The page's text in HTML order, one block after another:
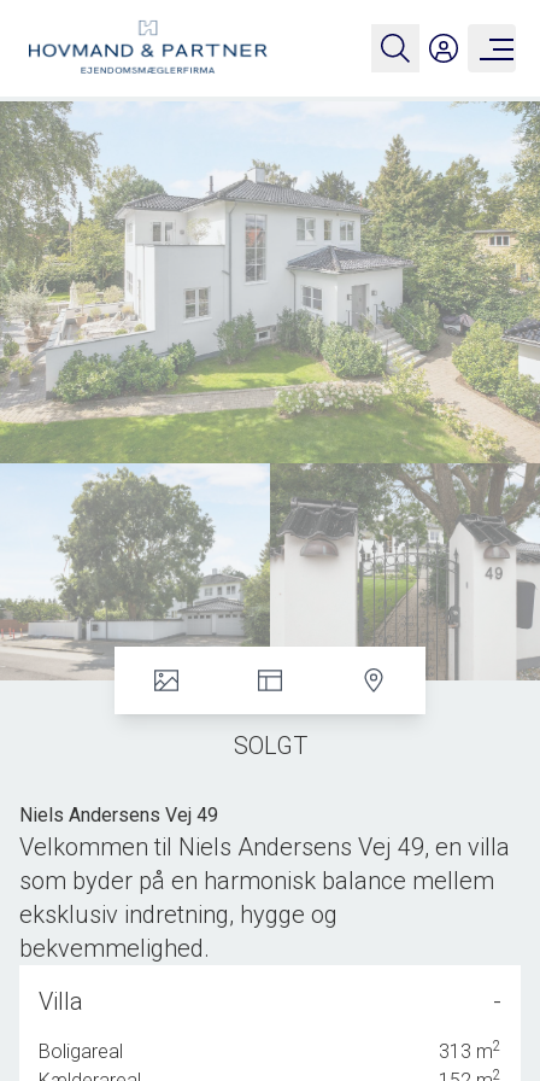
SOLGT
Niels Andersens Vej 49
Velkommen til Niels Andersens Vej 49, en villa
som byder på en harmonisk balance mellem
eksklusiv indretning, hygge og
bekvemmelighed.
kompromisløs renovering og fremstår indbydende og indflytningsklar
Villa -
Boligareal 313 m2
2